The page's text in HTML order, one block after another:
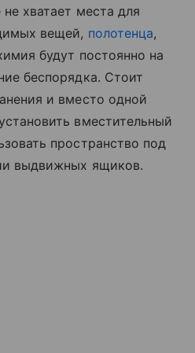
хватает места для
вещей, полотенца,
будут постоянно на
беспорядка. Стоит
и вместо одной
вместительный
пространство под
выдвижных ящиков.